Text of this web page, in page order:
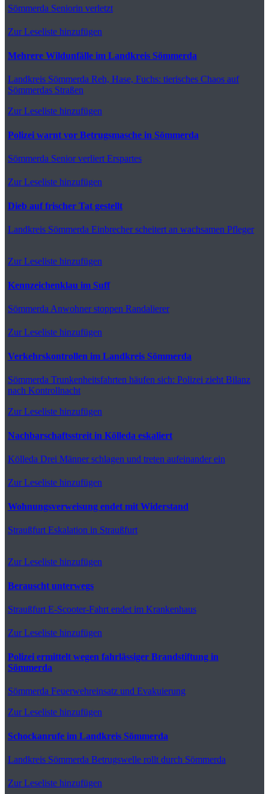
Sömmerda Seniorin verletzt
Zur Leseliste hinzufügen
Mehrere Wildunfälle im Landkreis Sömmerda
Landkreis Sömmerda Reh, Hase, Fuchs: tierisches Chaos auf
Sömmerdas Straßen
Zur Leseliste hinzufügen
Polizei warnt vor Betrugsmasche in Sömmerda
Sömmerda Senior verliert Erspartes
Zur Leseliste hinzufügen
Dieb auf frischer Tat gestellt
Landkreis Sömmerda Einbrecher scheitert an wachsamen Pfleger
Zur Leseliste hinzufügen
Kennzeichenklau im Suff
Sömmerda Anwohner stoppen Randalierer
Zur Leseliste hinzufügen
Verkehrskontrollen im Landkreis Sömmerda
Sömmerda Trunkenheitsfahrten häufen sich: Polizei zieht Bilanz
nach Kontrollnacht
Zur Leseliste hinzufügen
Nachbarschaftsstreit in Kölleda eskaliert
Kölleda Drei Männer schlagen und treten aufeinander ein
Zur Leseliste hinzufügen
Wohnungsverweisung endet mit Widerstand
Straußfurt Eskalation in Straußfurt
Zur Leseliste hinzufügen
Berauscht unterwegs
Straußfurt E-Scooter-Fahrt endet im Krankenhaus
Zur Leseliste hinzufügen
Polizei ermittelt wegen fahrlässiger Brandstiftung in
Sömmerda
Sömmerda Feuerwehreinsatz und Evakuierung
Zur Leseliste hinzufügen
Schockanrufe im Landkreis Sömmerda
Landkreis Sömmerda Betrugswelle rollt durch Sömmerda
Zur Leseliste hinzufügen